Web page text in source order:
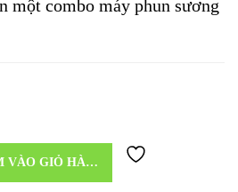
một combo máy phun sương
VÀO GIỎ HÀNG